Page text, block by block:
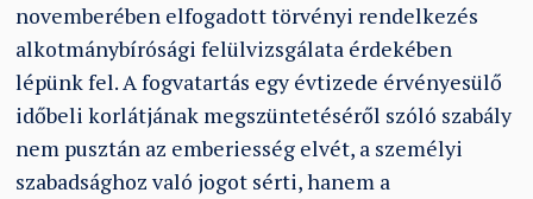
novemberében elfogadott törvényi rendelkezés
alkotmánybírósági felülvizsgálata érdekében
lépünk fel. A fogvatartás egy évtizede érvényesülő
időbeli korlátjának megszüntetéséről szóló szabály
nem pusztán az emberiesség elvét, a személyi
szabadsághoz való jogot sérti, hanem a